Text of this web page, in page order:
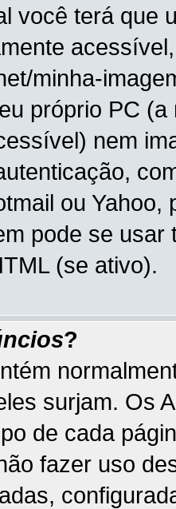
você terá que
minha-
próprio PC
nem
ou
pode se
(se ativo).
?
surjam. Os
de cada
fazer uso